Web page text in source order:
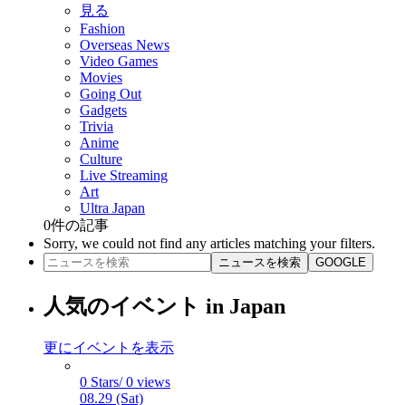
見る
Fashion
Overseas News
Video Games
Movies
Going Out
Gadgets
Trivia
Anime
Culture
Live Streaming
Art
Ultra Japan
0件の記事
Sorry, we could not find any articles matching your filters.
ニュースを検索 GOOGLE
人気のイベント in Japan
更にイベントを表示
0 Stars/ 0 views
08.29 (Sat)